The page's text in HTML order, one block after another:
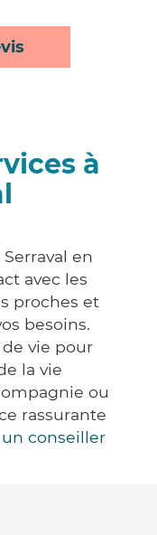
à
en
avec les
proches et
besoins.
vie pour
la vie
ou
rassurante
conseiller